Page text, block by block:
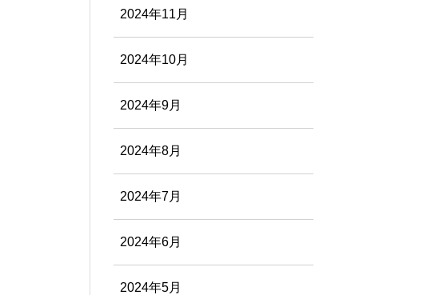
2024年11月
2024年10月
2024年9月
2024年8月
2024年7月
2024年6月
2024年5月